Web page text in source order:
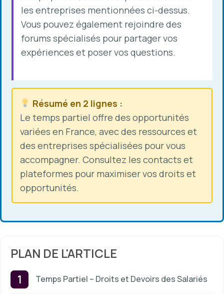
les entreprises mentionnées ci-dessus.
Vous pouvez également rejoindre des
forums spécialisés pour partager vos
expériences et poser vos questions.
Résumé en 2 lignes :
Le temps partiel offre des opportunités
variées en France, avec des ressources et
des entreprises spécialisées pour vous
accompagner. Consultez les contacts et
plateformes pour maximiser vos droits et
opportunités.
PLAN DE L'ARTICLE
Temps Partiel – Droits et Devoirs des Salariés